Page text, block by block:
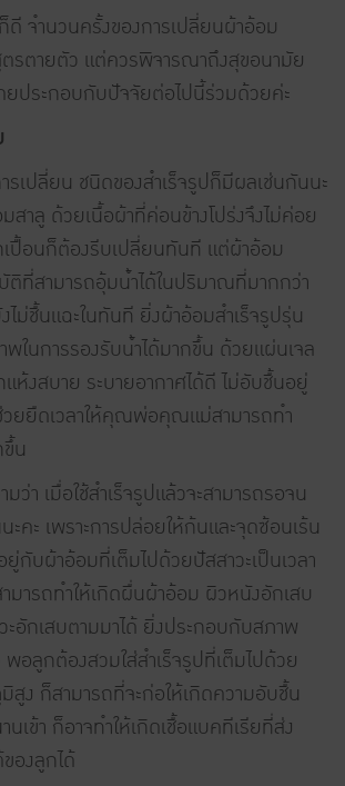
ำนวนครั้งของการเปลี่ยนผ้าอ้อม
ตรตายตัว แต่ควรพิจารณาถึงสุขอนามัย
ยประกอบกับปัจจัยต่อไปนี้ร่วมด้วยค่ะ
รเปลี่ยน ชนิดของสำเร็จรูปก็มีผลเช่นกันนะ
สาลู ด้วยเนื้อผ้าที่ค่อนข้างโปร่งจึงไม่ค่อย
เปื้อนก็ต้องรีบเปลี่ยนทันที แต่ผ้าอ้อม
ที่สามารถอุ้มน้ำได้ในปริมาณที่มากกว่า
ไม่ชื้นแฉะในทันที ยิ่งผ้าอ้อมสำเร็จรูปรุ่น
ในการรองรับน้ำได้มากขึ้น ด้วยแผ่นเจล
ห้งสบาย ระบายอากาศได้ดี ไม่อับชื้นอยู่
วยยืดเวลาให้คุณพ่อคุณแม่สามารถทำ
น
ว่า เมื่อใช้สำเร็จรูปแล้วจะสามารถรอจน
คะ เพราะการปล่อยให้ก้นและจุดซ้อนเร้น
กับผ้าอ้อมที่เต็มไปด้วยปัสสาวะเป็นเวลา
มารถทำให้เกิดผื่นผ้าอ้อม ผิวหนังอักเสบ
ะอักเสบตามมาได้ ยิ่งประกอบกับสภาพ
อลูกต้องสวมใส่สำเร็จรูปที่เต็มไปด้วย
ง ก็สามารถที่จะก่อให้เกิดความอับชื้น
เข้า ก็อาจทำให้เกิดเชื้อแบคทีเรียที่ส่ง
องลูกได้